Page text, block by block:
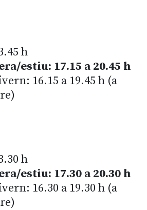
h
estiu: 17.15 a 20.45 h
16.15 a 19.45 h (a
h
estiu: 17.30 a 20.30 h
16.30 a 19.30 h (a